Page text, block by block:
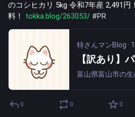
のコシヒカリ 5kg 令和7年産 2,491円
料！ tokka.blog/263053/ #PR
特さんマンBlog ·
0 0 0